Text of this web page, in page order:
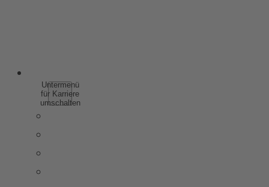
Untermenü
für Karriere
umschalten